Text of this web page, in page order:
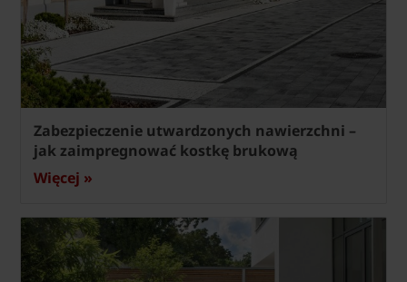
Zabezpieczenie utwardzonych nawierzchni –
jak zaimpregnować kostkę brukową
Więcej »